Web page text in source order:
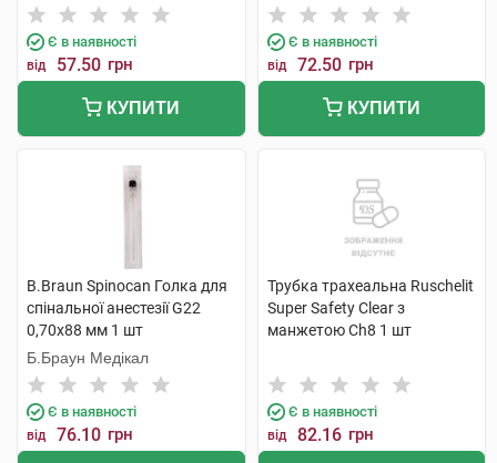
Метіріалс
Є в наявності
від 57.50 грн
КУПИТИ
Є в наявності
від 72.50 грн
КУПИТИ
B.Braun Spinocan Голка для
спінальної анестезії G22
0,70x88 мм 1 шт
Б.Браун Медікал
Є в наявності
від 76.10 грн
Трубка трахеальна Ruschelit
Super Safety Clear з
манжетою Ch8 1 шт
Є в наявності
від 82.16 грн